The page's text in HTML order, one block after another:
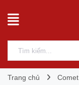
Trang chủ Comet